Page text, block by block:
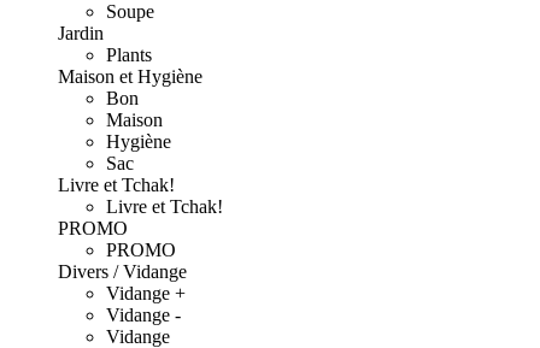
Soupe
Jardin
Plants
Maison et Hygiène
Bon
Maison
Hygiène
Sac
Livre et Tchak!
Livre et Tchak!
PROMO
PROMO
Divers / Vidange
Vidange +
Vidange -
Vidange